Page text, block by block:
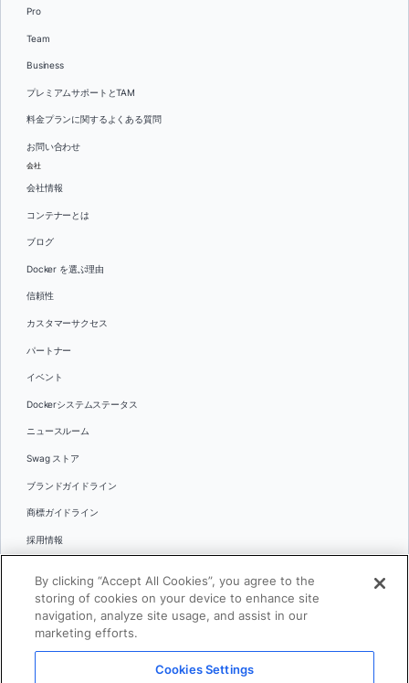
Pro
Team
Business
プレミアムサポートとTAM
料金プランに関するよくある質問
お問い合わせ
会社
会社情報
コンテナーとは
ブログ
Docker を選ぶ理由
信頼性
カスタマーサクセス
パートナー
イベント
Dockerシステムステータス
ニュースルーム
Swag ストア
ブランドガイドライン
商標ガイドライン
採用情報
言語
日本語
By clicking “Accept All Cookies”, you agree to the
storing of cookies on your device to enhance site
navigation, analyze site usage, and assist in our
marketing efforts.
Cookies Settings